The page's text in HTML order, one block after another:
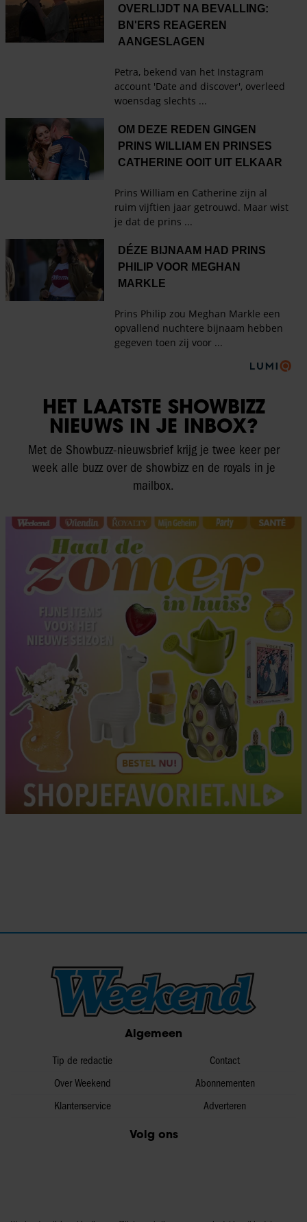
HET LAATSTE SHOWBIZZ
NIEUWS IN JE INBOX?
Met de Showbuzz-nieuwsbrief krijg je twee keer per
week alle buzz over de showbizz en de royals in je
mailbox.
Algemeen
Tip de redactie
Over Weekend
Klantenservice
Contact
Abonnementen
Adverteren
Volg ons